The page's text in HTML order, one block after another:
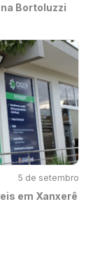
Bortoluzzi
5 de setembro
em Xanxerê